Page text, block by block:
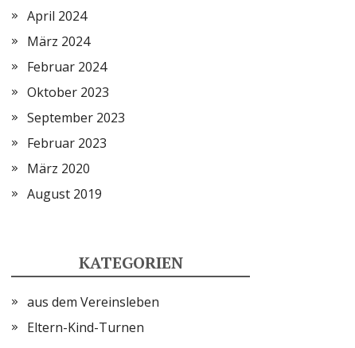
April 2024
März 2024
Februar 2024
Oktober 2023
September 2023
Februar 2023
März 2020
August 2019
KATEGORIEN
aus dem Vereinsleben
Eltern-Kind-Turnen